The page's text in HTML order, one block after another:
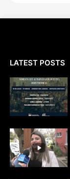
LATEST POSTS